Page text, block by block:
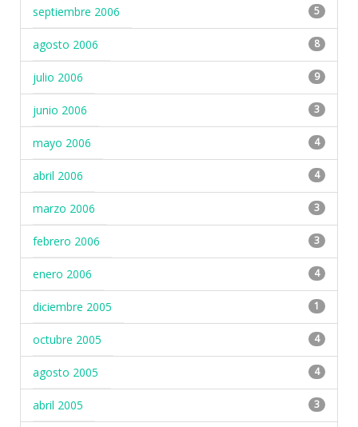
septiembre 2006 5
agosto 2006 8
julio 2006 9
junio 2006 3
mayo 2006 4
abril 2006 4
marzo 2006 3
febrero 2006 3
enero 2006 4
diciembre 2005 1
octubre 2005 4
agosto 2005 4
abril 2005 3